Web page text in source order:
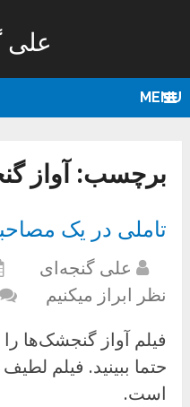
علی
MENU
برچسب:آواز
تاملی در یک
علی گنجه‌ای
نظر ابراز میکنیم
فیلم آواز گنجشک‌ها را
حتما ببینید. فیلم
است.